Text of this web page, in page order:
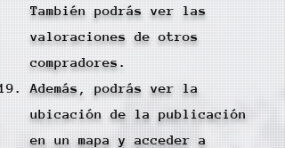
También podrás ver las
valoraciones de otros
compradores.
Además, podrás ver la
ubicación de la publicación
en un mapa y acceder a